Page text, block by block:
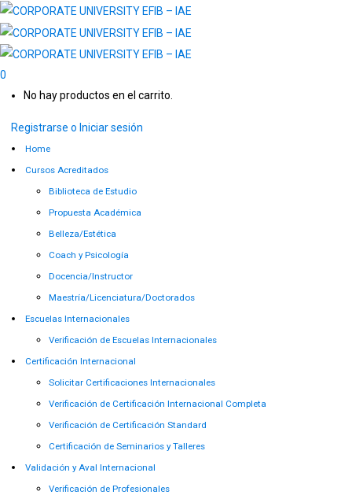
0
No hay productos en el carrito.
Registrarse o Iniciar sesión
Home
Cursos Acreditados
Biblioteca de Estudio
Propuesta Académica
Belleza/Estética
Coach y Psicología
Docencia/Instructor
Maestría/Licenciatura/Doctorados
Escuelas Internacionales
Verificación de Escuelas Internacionales
Certificación Internacional
Solicitar Certificaciones Internacionales
Verificación de Certificación Internacional Completa
Verificación de Certificación Standard
Certificación de Seminarios y Talleres
Validación y Aval Internacional
Verificación de Profesionales